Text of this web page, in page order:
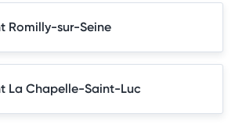
Romilly-sur-Seine
La Chapelle-Saint-Luc